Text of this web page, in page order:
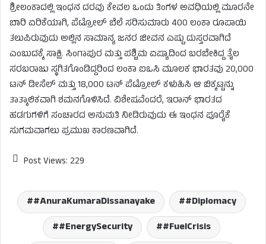
ಶ್ರೀಲಂಕಾದಲ್ಲಿ ಇಂಧನ ದರವು ಕೇವಲ ಒಂದು ತಿಂಗಳ ಅವಧಿಯಲ್ಲಿ ಮೂರನೇ
ಬಾರಿ ಏರಿಕೆಯಾಗಿ, ಪೆಟ್ರೋಲ್ ಬೆಲೆ ಸರಿಸುಮಾರು 400 ಲಂಕಾ ರೂಪಾಯಿ
ತಲುಪಿರುವುದು ಅಲ್ಲಿನ ಸಾಮಾನ್ಯ ಜನರ ಜೀವನ ಎಷ್ಟು ದುಸ್ತರವಾಗಿದೆ
ಎಂಬುದಕ್ಕೆ ಸಾಕ್ಷಿ. ಸಿಂಗಾಪುರ ಮತ್ತು ಪಶ್ಚಿಮ ಏಷ್ಯಾದಿಂದ ಬರಬೇಕಿದ್ದ ತೈಲ
ಸರಬರಾಜು ಸ್ಥಗಿತಗೊಂಡಿದ್ದರಿಂದ ಲಂಕಾ ಐಒಸಿ ಮೂಲಕ ಭಾರತವು 20,000
ಟನ್ ಡೀಸೆಲ್ ಮತ್ತು 18,000 ಟನ್ ಪೆಟ್ರೋಲ್ ಕಳುಹಿಸಿ ಆ ಬಿಕ್ಕಟ್ಟನ್ನು
ತಾತ್ಕಾಲಿಕವಾಗಿ ಶಮನಗೊಳಿಸಿದೆ. ವಿಶೇಷವೆಂದರೆ, ಇರಾನ್ ಭಾರತದ
ಹಡಗುಗಳಿಗೆ ಸಂಚಾರದ ಅನುಮತಿ ನೀಡಿರುವುದು ಈ ಇಂಧನ ಪೂರೈಕೆ
ಸುಗಮವಾಗಲು ಪ್ರಮುಖ ಕಾರಣವಾಗಿದೆ.
Post Views: 229
#AnuraKumaraDissanayake
#Diplomacy
#EnergySecurity
#FuelCrisis